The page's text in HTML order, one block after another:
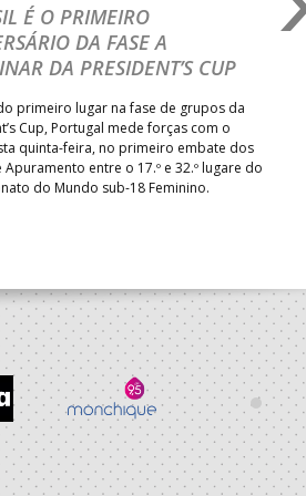
É O PRIMEIRO
DA FASE A
DA PRESIDENT’S CUP
primeiro lugar na fase de grupos da
Cup, Portugal mede forças com o
quinta-feira, no primeiro embate dos
Apuramento entre o 17.º e 32.º lugare do
do Mundo sub-18 Feminino.